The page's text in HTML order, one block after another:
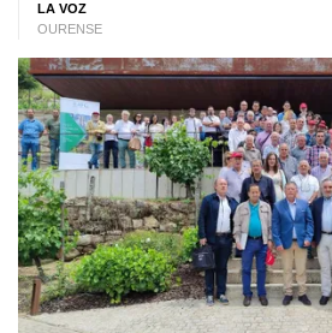
LA VOZ
OURENSE